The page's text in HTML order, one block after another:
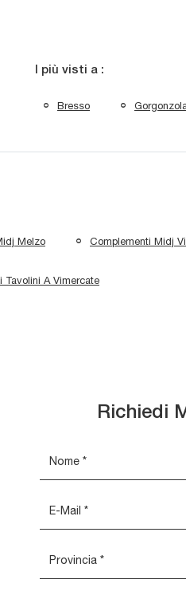
I più visti a :
Bresso
Melzo Complementi Midj
Tavolini A Vimercate
Richiedi